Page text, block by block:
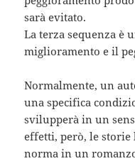
sarà evitato.
La terza sequenza è
miglioramento e il
Normalmente, un
una specifica
svilupperà in un
effetti, però, le storie
norma in un